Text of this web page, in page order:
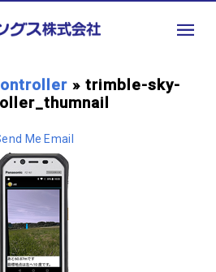
» trimble-sky-
Me Email